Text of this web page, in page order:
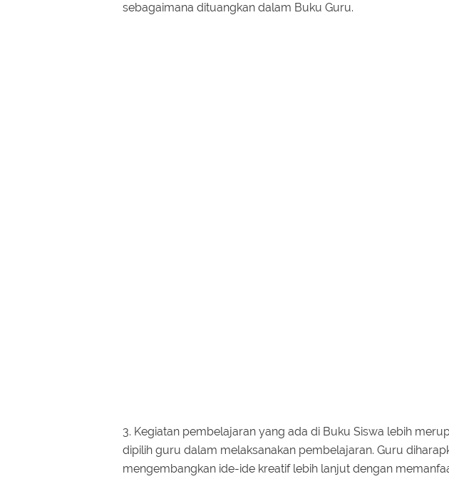
sebagaimana dituangkan dalam Buku Guru.
3. Kegiatan pembelajaran yang ada di Buku Siswa lebih
dipilih guru dalam melaksanakan pembelajaran. Guru
mengembangkan ide-ide kreatif lebih lanjut dengan